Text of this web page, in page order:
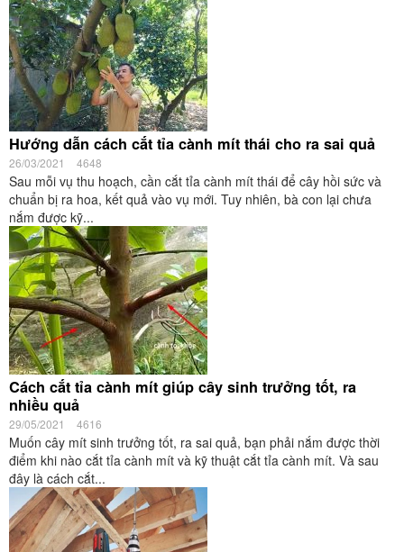
Hướng dẫn cách cắt tỉa cành mít thái cho ra sai quả
26/03/2021 4648
Sau mỗi vụ thu hoạch, cần cắt tỉa cành mít thái để cây hồi sức và
chuẩn bị ra hoa, kết quả vào vụ mới. Tuy nhiên, bà con lại chưa
nắm được kỹ...
Cách cắt tỉa cành mít giúp cây sinh trưởng tốt, ra
nhiều quả
29/05/2021 4616
Muốn cây mít sinh trưởng tốt, ra sai quả, bạn phải nắm được thời
điểm khi nào cắt tỉa cành mít và kỹ thuật cắt tỉa cành mít. Và sau
đây là cách cắt...